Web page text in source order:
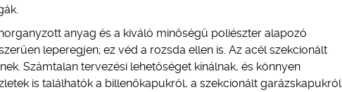
anyag és a kiváló minőségű poliészter alapozó
leperegjen; ez véd a rozsda ellen is. Az acél szekcionált
Számtalan tervezési lehetőséget kínálnak, és könnyen
is találhatók a billenőkapukról, a szekcionált garázskapukról